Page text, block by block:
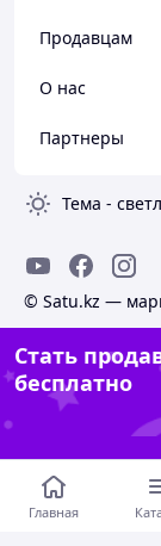
Продавцам
О нас
Партнеры
Тема -
© Satu.kz —
Стать
бесплатно
Главная